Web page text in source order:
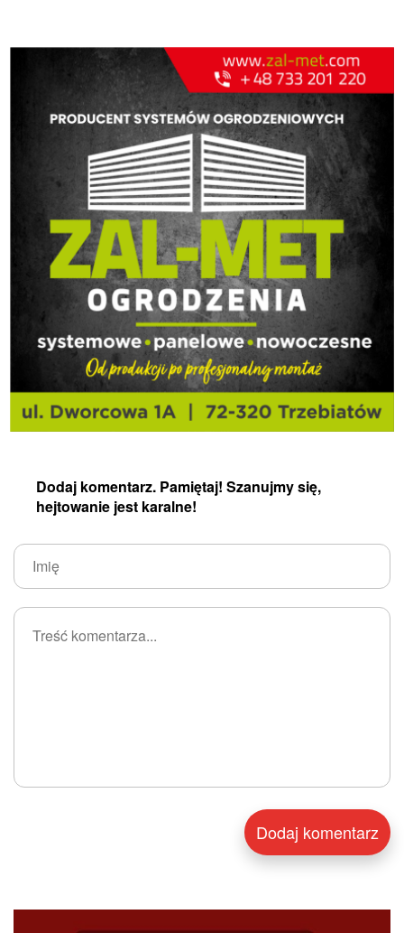
Dodaj komentarz. Pamiętaj! Szanujmy się,
hejtowanie jest karalne!